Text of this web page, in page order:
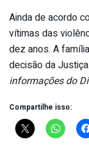
Ainda de acordo
vítimas das
dez anos. A
decisão da Justiça.
informações do
Compartilhe isso: